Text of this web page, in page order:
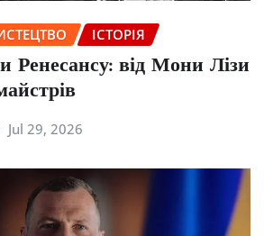
ІСТОРІЯ
Ренесансу: від Мони Лізи
Jul 29, 2026